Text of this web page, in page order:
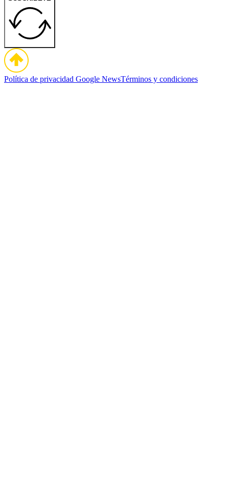
Política de privacidad Google NewsTérminos y condiciones